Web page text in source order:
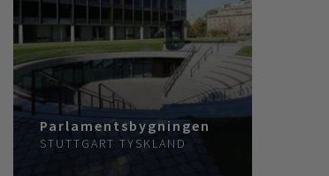
Parlamentsbygningen
STUTTGART TYSKLAND